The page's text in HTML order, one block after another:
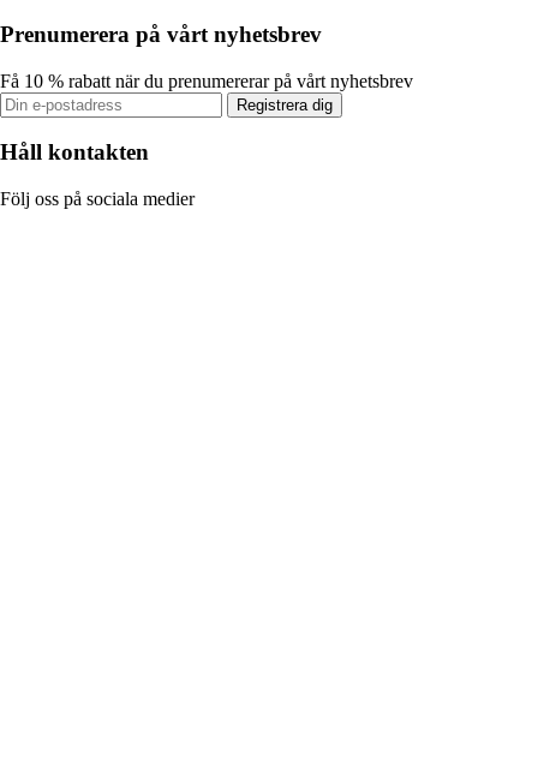
Prenumerera på vårt nyhetsbrev
Få 10 % rabatt när du prenumererar på vårt nyhetsbrev
Registrera dig
Håll kontakten
Följ oss på sociala medier